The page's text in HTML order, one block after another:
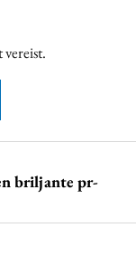
vereist.
briljante pr-